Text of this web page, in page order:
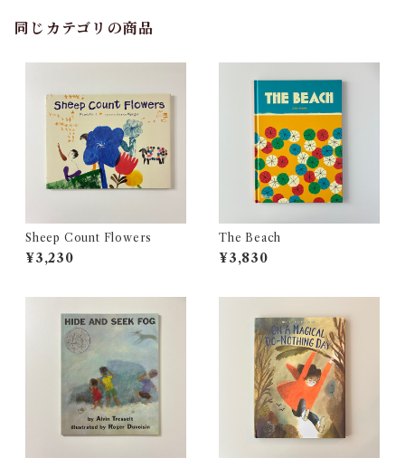
同じカテゴリの商品
Sheep Count Flowers
¥3,230
The Beach
¥3,830